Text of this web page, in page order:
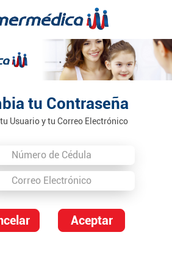
tu Contraseña
tu Usuario y tu Correo Electrónico